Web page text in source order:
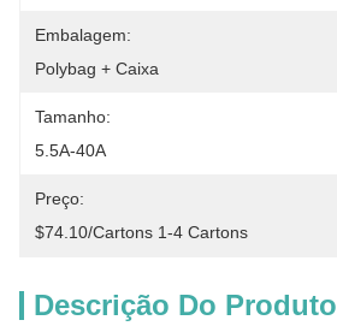
Embalagem:
Polybag + Caixa
Tamanho:
5.5A-40A
Preço:
$74.10/cartons 1-4 Cartons
Descrição Do Produto